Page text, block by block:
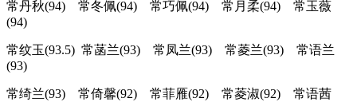
常丹秋(94) 常冬佩(94) 常巧佩(94) 常月柔(94) 常玉薇
(94)
常纹玉(93.5) 常菡兰(93) 常凤兰(93) 常菱兰(93) 常语兰
(93)
常绮兰(93) 常倚馨(92) 常菲雁(92) 常菱淑(92) 常语茜